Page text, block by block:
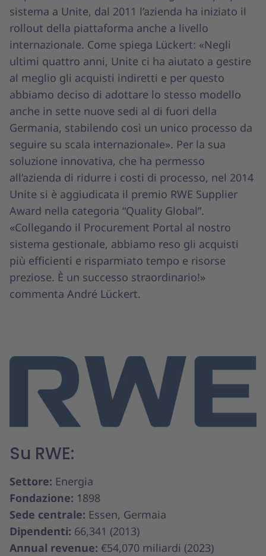
sistema a Unite, dal 2011 l’azienda ha iniziato il
rollout della piattaforma anche a livello
internazionale. Come spiega Lückert: «Negli
ultimi quattro anni, Unite ci ha aiutato a gestire
al meglio gli acquisti indiretti e per questo
abbiamo deciso di adottare lo stesso modello
anche in sette nuove sedi al di fuori della
Germania, stabilendo così un unico processo da
seguire su scala internazionale». Per la sua
soluzione innovativa, che ha permesso
all’azienda di ridurre i costi di processo, nel 2014
Unite si è aggiudicata il premio RWE Supplier
Award nella categoria “Quality Global”.
«Collegando il Procurement Portal al nostro
sistema gestionale, abbiamo reso gli acquisti
più efficienti e risparmiato tempo e risorse
preziose. È un successo straordinario!»
commenta André Lückert.
Su RWE:
Settore: Energia
Fondazione: 1898
Sede centrale: Essen, Germaia
Dipendenti: 66,341 (2013)
Annual revenue: €54,070 miliardi (2023)